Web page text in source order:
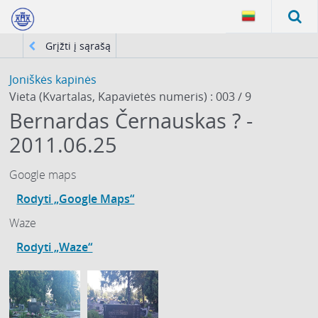
Grįžti į sąrašą
Joniškės kapinės
Vieta (Kvartalas, Kapavietės numeris) : 003 / 9
Bernardas Černauskas ? -
2011.06.25
Google maps
Rodyti „Google Maps“
Waze
Rodyti „Waze“